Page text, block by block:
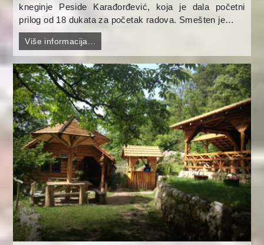
kneginje Peside Karađorđević, koja je dala početni
prilog od 18 dukata za početak radova. Smešten je…
Više informacija...